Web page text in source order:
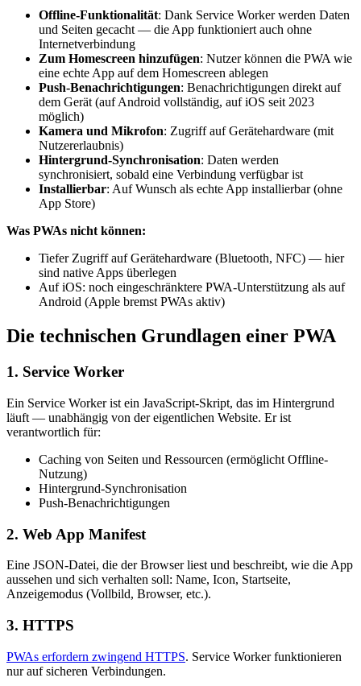
Offline-Funktionalität: Dank Service Worker werden Daten
und Seiten gecacht — die App funktioniert auch ohne
Internetverbindung
Zum Homescreen hinzufügen: Nutzer können die PWA wie
eine echte App auf dem Homescreen ablegen
Push-Benachrichtigungen: Benachrichtigungen direkt auf
dem Gerät (auf Android vollständig, auf iOS seit 2023
möglich)
Kamera und Mikrofon: Zugriff auf Gerätehardware (mit
Nutzererlaubnis)
Hintergrund-Synchronisation: Daten werden
synchronisiert, sobald eine Verbindung verfügbar ist
Installierbar: Auf Wunsch als echte App installierbar (ohne
App Store)
Was PWAs nicht können:
Tiefer Zugriff auf Gerätehardware (Bluetooth, NFC) — hier
sind native Apps überlegen
Auf iOS: noch eingeschränktere PWA-Unterstützung als auf
Android (Apple bremst PWAs aktiv)
Die technischen Grundlagen einer PWA
1. Service Worker
Ein Service Worker ist ein JavaScript-Skript, das im Hintergrund
läuft — unabhängig von der eigentlichen Website. Er ist
verantwortlich für:
Caching von Seiten und Ressourcen (ermöglicht Offline-
Nutzung)
Hintergrund-Synchronisation
Push-Benachrichtigungen
2. Web App Manifest
Eine JSON-Datei, die der Browser liest und beschreibt, wie die App
aussehen und sich verhalten soll: Name, Icon, Startseite,
Anzeigemodus (Vollbild, Browser, etc.).
3. HTTPS
PWAs erfordern zwingend HTTPS. Service Worker funktionieren
nur auf sicheren Verbindungen.